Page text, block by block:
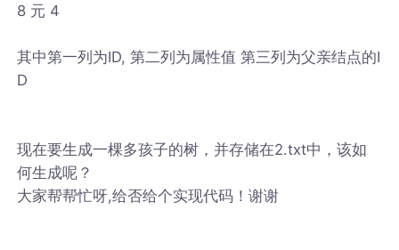
8 元 4
其中第一列为ID, 第二列为属性值 第三列为父亲结点的I
D
现在要生成一棵多孩子的树，并存储在2.txt中，该如
何生成呢？
大家帮帮忙呀,给否给个实现代码！谢谢